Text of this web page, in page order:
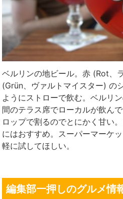
ベルリンの地ビール。赤 (Rot、
(Grün、ヴァルトマイスター) の
ようにストローで飲む。ベルリ
間のテラス席でローカルが飲ん
ロップで割るのでとにかく甘い
にはおすすめ。スーパーマーケ
軽に試してほしい。
編集部一押しのグルメ情